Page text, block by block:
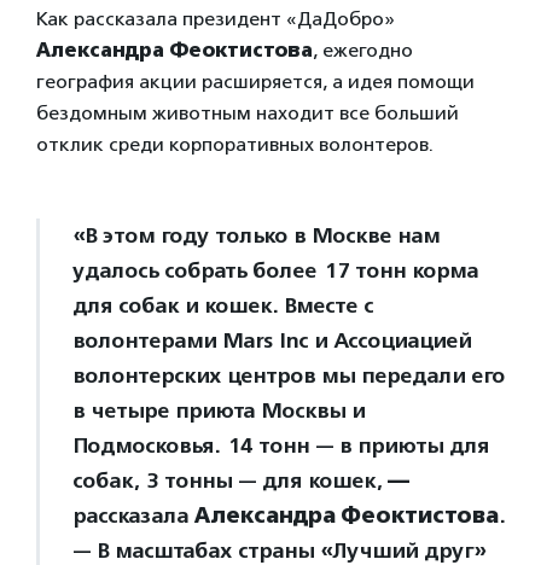
Как рассказала президент «ДаДобро»
Александра Феоктистова, ежегодно
география акции расширяется, а идея помощи
бездомным животным находит все больший
отклик среди корпоративных волонтеров.
«В этом году только в Москве нам
удалось собрать более 17 тонн корма
для собак и кошек. Вместе с
волонтерами Mars Inc и Ассоциацией
волонтерских центров мы передали его
в четыре приюта Москвы и
Подмосковья. 14 тонн — в приюты для
собак, 3 тонны — для кошек, —
рассказала Александра Феоктистова.
— В масштабах страны «Лучший друг»